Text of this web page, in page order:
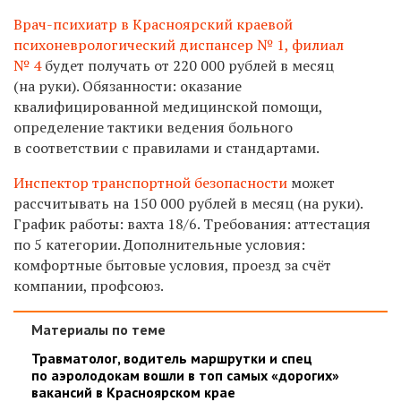
Врач-психиатр в Красноярский краевой
психоневрологический диспансер № 1, филиал
№ 4будет получать от 220 000 рублей в месяц
(на руки). Обязанности: оказание
квалифицированной медицинской помощи,
определение тактики ведения больного
в соответствии с правилами и стандартами.
Инспектор транспортной безопасности может
рассчитывать на 150 000 рублей в месяц (на руки).
График работы: вахта 18/6. Требования: аттестация
по 5 категории. Дополнительные условия:
комфортные бытовые условия, проезд за счёт
компании, профсоюз.
Материалы по теме
Травматолог, водитель маршрутки и спец
по аэролодокам вошли в топ самых «дорогих»
вакансий в Красноярском крае